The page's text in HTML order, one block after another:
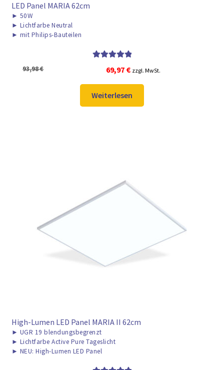
LED Panel MARIA 62cm
► 50W
► Lichtfarbe Neutral
► mit Philips-Bauteilen
von 5
93,98€
Ursprünglicher
Preis
war:
93,98 €
69,97 €Aktueller
Preis
ist:
69,97 €.
zzgl. MwSt.
Weiterlesen
High-Lumen LED Panel MARIA II 62cm
► UGR 19 blendungsbegrenzt
► Lichtfarbe Active Pure Tageslicht
► NEU: High-Lumen LED Panel